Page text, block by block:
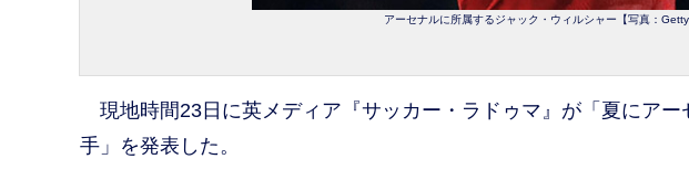
アーセナルに所属するジャック・ウィルシャー【写真：Getty
現地時間23日に英メディア『サッカー・ラドゥマ』が「夏にアー
手」を発表した。